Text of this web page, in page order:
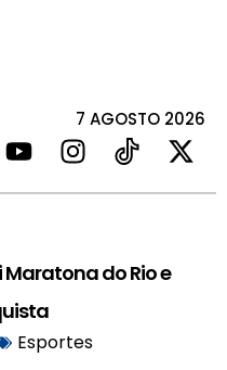
7 AGOSTO 2026
do Rio e
Esportes